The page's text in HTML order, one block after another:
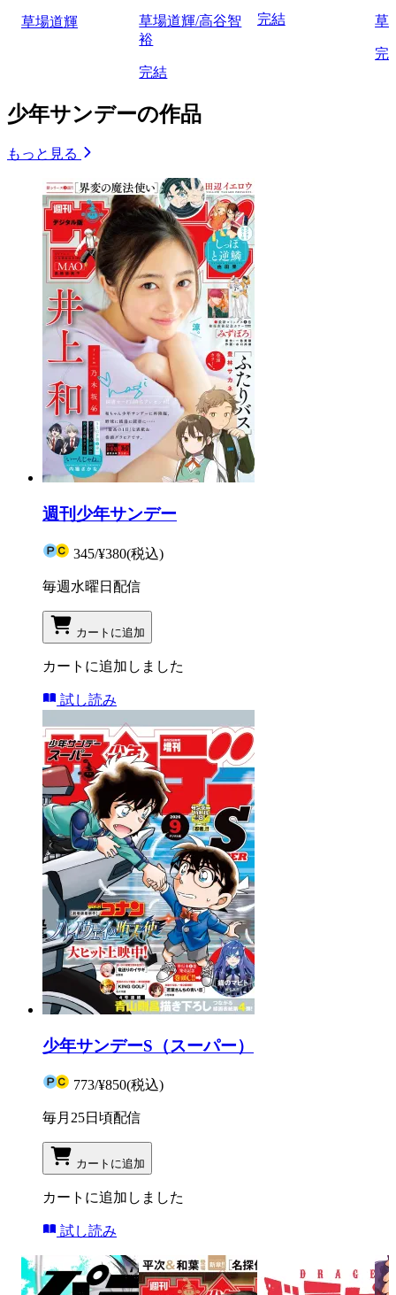
草場道輝
草場道輝/高谷智
裕
完結
完結 草
完
少年サンデーの作品
もっと見る
週刊少年サンデー
345/¥380(税込)
毎週水曜日配信
カートに追加
カートに追加しました
試し読み
少年サンデーS（スーパー）
773/¥850(税込)
毎月25日頃配信
カートに追加
カートに追加しました
試し読み